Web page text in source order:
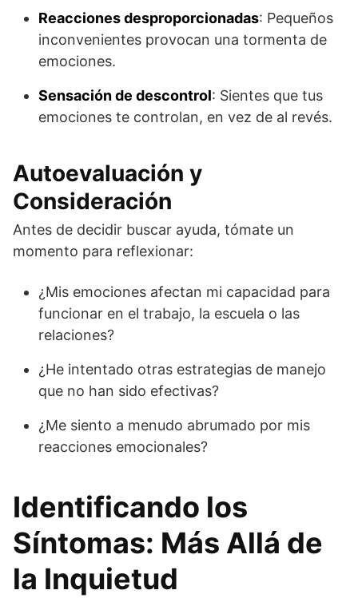
Reacciones desproporcionadas: Pequeños
inconvenientes provocan una tormenta de
emociones.
Sensación de descontrol: Sientes que tus
emociones te controlan, en vez de al revés.
Autoevaluación y
Consideración
Antes de decidir buscar ayuda, tómate un
momento para reflexionar:
¿Mis emociones afectan mi capacidad para
funcionar en el trabajo, la escuela o las
relaciones?
¿He intentado otras estrategias de manejo
que no han sido efectivas?
¿Me siento a menudo abrumado por mis
reacciones emocionales?
Identificando los
Síntomas: Más Allá de
la Inquietud